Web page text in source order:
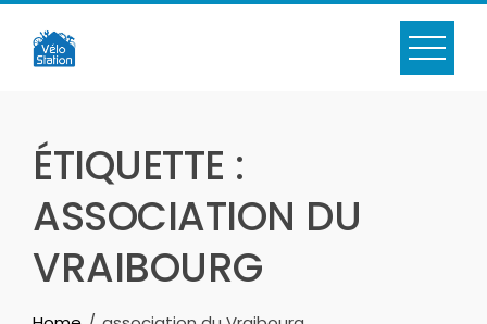
Skip
content
ÉTIQUETTE :
ASSOCIATION DU
VRAIBOURG